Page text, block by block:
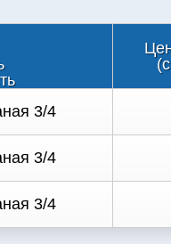
3/4
3/4
3/4